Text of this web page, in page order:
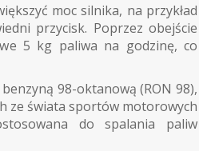
moc silnika, na przykład
przycisk. Poprzez obejście
5 kg paliwa na godzinę, co
98-oktanową (RON 98),
ze świata sportów motorowych
do spalania paliw